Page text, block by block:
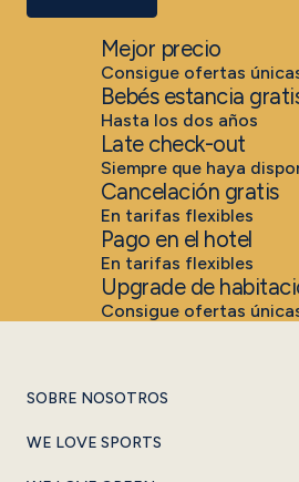
Mejor precio
Consigue ofertas
Bebés estancia
Hasta los dos años
Late check-out
Siempre que haya
Cancelación gratis
En tarifas flexibles
Pago en el hotel
En tarifas flexibles
Upgrade de
Consigue ofertas
SOBRE NOSOTROS
WE LOVE SPORTS